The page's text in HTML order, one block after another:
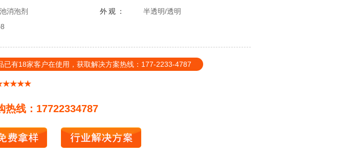
消泡剂 外观：
半透明/透明
已有18家客户在使用，获取解决方案热线：177-2233-4787
:★★★★★
热线：17722334787